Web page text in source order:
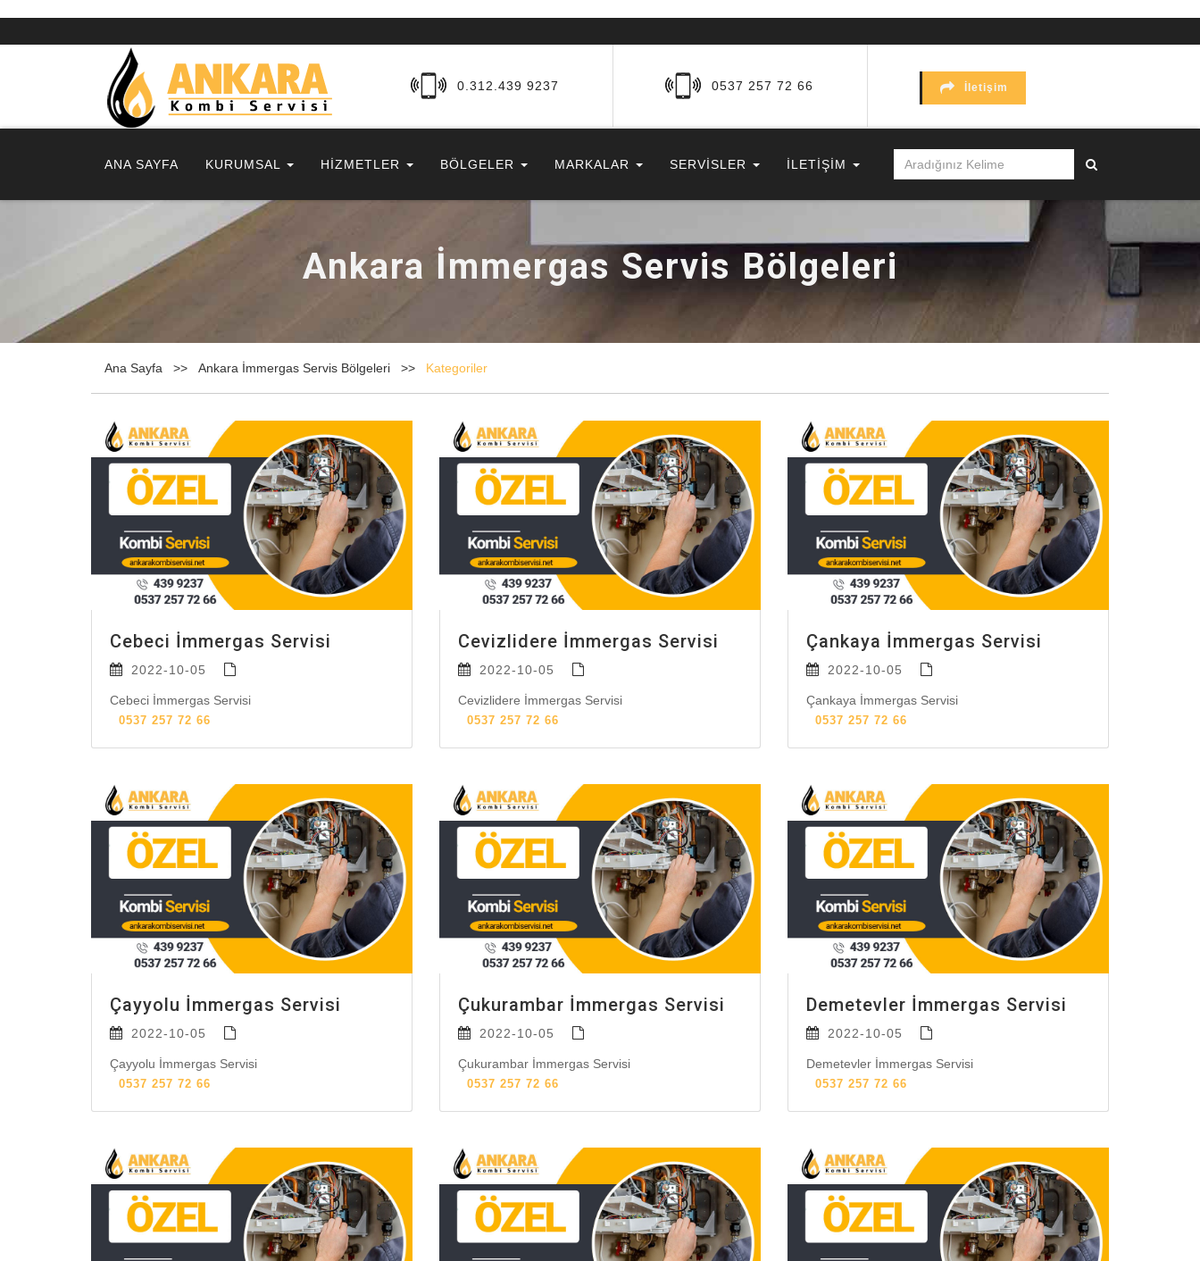
0.312.439 9237 0537 257 72 66 İletişim
ANA SAYFA KURUMSAL HİZMETLER BÖLGELER MARKALAR SERVİSLER İLETİŞİM
Ankara İmmergas Servis Bölgeleri
Ana Sayfa Ankara İmmergas Servis Bölgeleri Kategoriler
Cebeci İmmergas Servisi
2022-10-05
Cebeci İmmergas Servisi
0537 257 72 66
Cevizlidere İmmergas Servisi
2022-10-05
Cevizlidere İmmergas Servisi
0537 257 72 66
Çankaya İmmergas Servisi
2022-10-05
Çankaya İmmergas Servisi
0537 257 72 66
Çayyolu İmmergas Servisi
2022-10-05
Çayyolu İmmergas Servisi
0537 257 72 66
Çukurambar İmmergas Servisi
2022-10-05
Çukurambar İmmergas Servisi
0537 257 72 66
Demetevler İmmergas Servisi
2022-10-05
Demetevler İmmergas Servisi
0537 257 72 66